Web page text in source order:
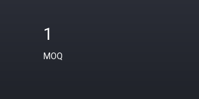
1
MOQ